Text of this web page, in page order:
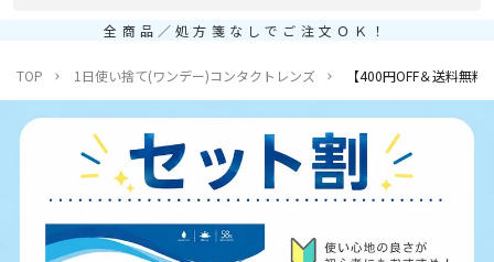
全商品／処方箋なしでご注文ＯＫ！
TOP 1日使い捨て(ワンデー)コンタクトレンズ 【400円OFF＆送料無